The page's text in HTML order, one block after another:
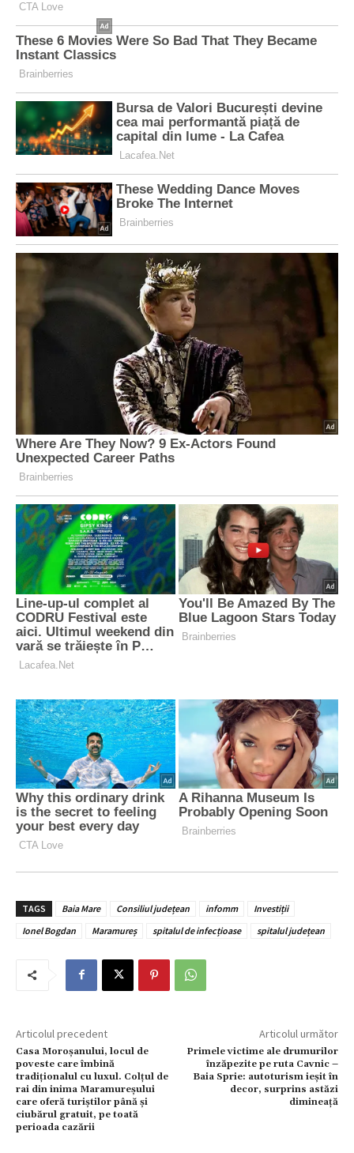
TAGS Baia Mare Consiliul județean infomm
Investiții
Ionel Bogdan
Maramureș spitalul de infecțioase spitalul județean
Articolul precedent
Casa Moroșanului, locul de
poveste care îmbină
tradiționalul cu luxul. Colțul de
rai din inima Maramureșului
care oferă turiștilor până și
ciubărul gratuit, pe toată
perioada cazării
Articolul următor
Primele victime ale drumurilor
înzăpezite pe ruta Cavnic –
Baia Sprie: autoturism ieșit în
decor, surprins astăzi
dimineață